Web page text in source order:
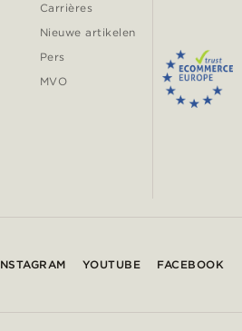
Carrières
Nieuwe artikelen
Pers
MVO
YOUTUBE FACEBOOK